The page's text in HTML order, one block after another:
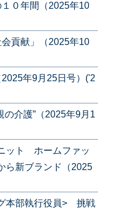
０年間（2025年10
貢献」（2025年10
年9月25日号）('2
介護”（2025年9月1
ット ホームファッ
新ブランド（2025
本部執行役員> 挑戦